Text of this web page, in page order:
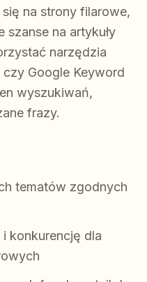
na strony filarowe,
szanse na artykuły
narzędzia
Google Keyword
wyszukiwań,
frazy.
tematów zgodnych
konkurencję dla